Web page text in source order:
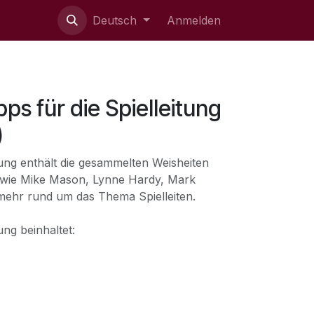
Deutsch Anmelden
für die Spielleitung
enthält die gesammelten Weisheiten
Mike Mason, Lynne Hardy, Mark
rund um das Thema Spielleiten.
beinhaltet: